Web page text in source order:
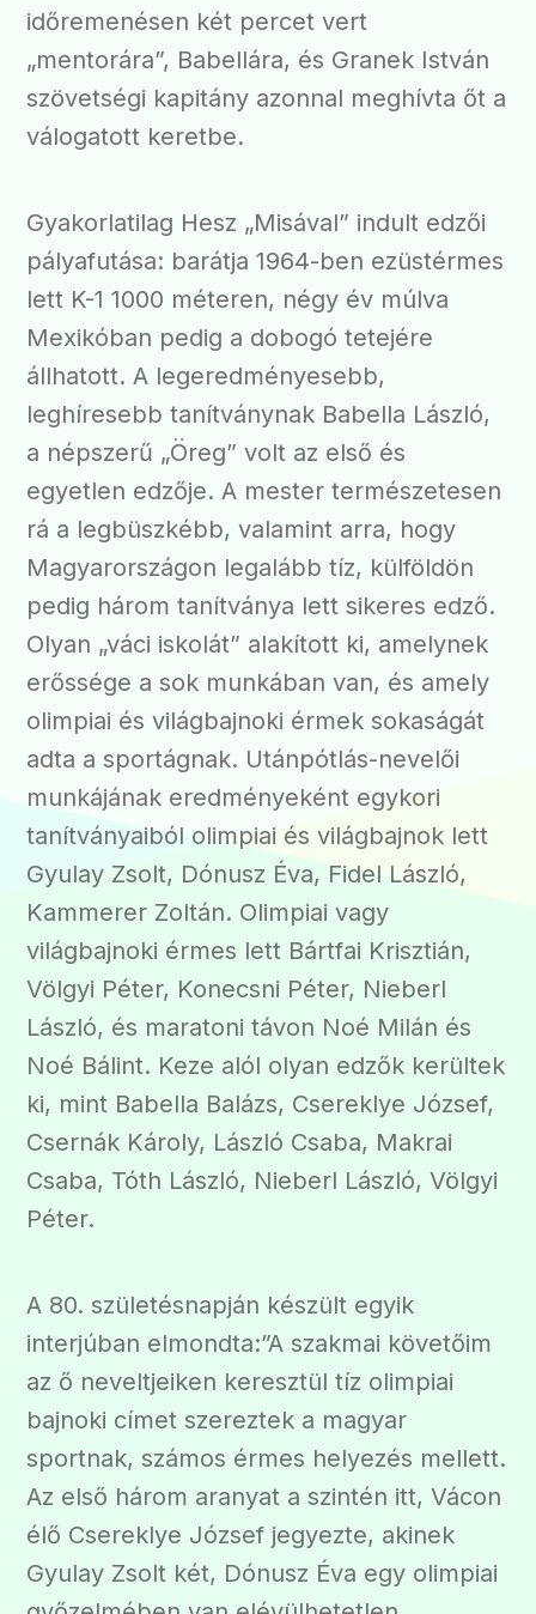
időremenésen két percet vert
„mentorára”, Babellára, és Granek István
szövetségi kapitány azonnal meghívta őt a
válogatott keretbe.
Gyakorlatilag Hesz „Misával” indult edzői
pályafutása: barátja 1964-ben ezüstérmes
lett K-1 1000 méteren, négy év múlva
Mexikóban pedig a dobogó tetejére
állhatott. A legeredményesebb,
leghíresebb tanítványnak Babella László,
a népszerű „Öreg” volt az első és
egyetlen edzője. A mester természetesen
rá a legbüszkébb, valamint arra, hogy
Magyarországon legalább tíz, külföldön
pedig három tanítványa lett sikeres edző.
Olyan „váci iskolát” alakított ki, amelynek
erőssége a sok munkában van, és amely
olimpiai és világbajnoki érmek sokaságát
adta a sportágnak. Utánpótlás-nevelői
munkájának eredményeként egykori
tanítványaiból olimpiai és világbajnok lett
Gyulay Zsolt, Dónusz Éva, Fidel László,
Kammerer Zoltán. Olimpiai vagy
világbajnoki érmes lett Bártfai Krisztián,
Völgyi Péter, Konecsni Péter, Nieberl
László, és maratoni távon Noé Milán és
Noé Bálint. Keze alól olyan edzők kerültek
ki, mint Babella Balázs, Csereklye József,
Csernák Károly, László Csaba, Makrai
Csaba, Tóth László, Nieberl László, Völgyi
Péter.
A 80. születésnapján készült egyik
interjúban elmondta:”A szakmai követőim
az ő neveltjeiken keresztül tíz olimpiai
bajnoki címet szereztek a magyar
sportnak, számos érmes helyezés mellett.
Az első három aranyat a szintén itt, Vácon
élő Csereklye József jegyezte, akinek
Gyulay Zsolt két, Dónusz Éva egy olimpiai